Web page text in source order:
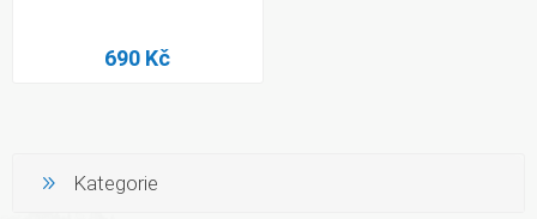
690 Kč
Kategorie